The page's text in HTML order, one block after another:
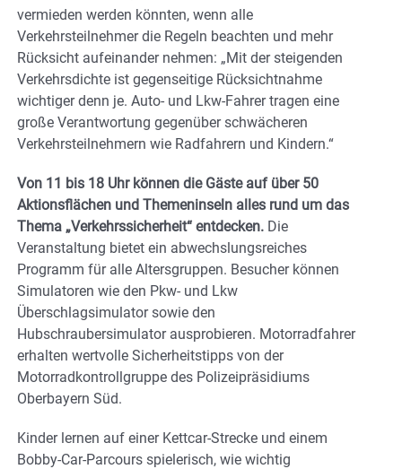
vermieden werden könnten, wenn alle
Verkehrsteilnehmer die Regeln beachten und mehr
Rücksicht aufeinander nehmen: „Mit der steigenden
Verkehrsdichte ist gegenseitige Rücksichtnahme
wichtiger denn je. Auto- und Lkw-Fahrer tragen eine
große Verantwortung gegenüber schwächeren
Verkehrsteilnehmern wie Radfahrern und Kindern.“
Von 11 bis 18 Uhr können die Gäste auf über 50
Aktionsflächen und Themeninseln alles rund um das
Thema „Verkehrssicherheit“ entdecken. Die
Veranstaltung bietet ein abwechslungsreiches
Programm für alle Altersgruppen. Besucher können
Simulatoren wie den Pkw- und Lkw
Überschlagsimulator sowie den
Hubschraubersimulator ausprobieren. Motorradfahrer
erhalten wertvolle Sicherheitstipps von der
Motorradkontrollgruppe des Polizeipräsidiums
Oberbayern Süd.
Kinder lernen auf einer Kettcar-Strecke und einem
Bobby-Car-Parcours spielerisch, wie wichtig